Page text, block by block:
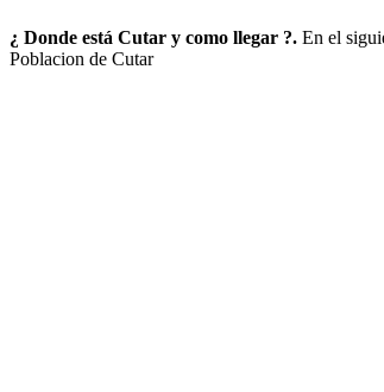
¿ Donde está Cutar y como llegar ?. En el
Poblacion de Cutar